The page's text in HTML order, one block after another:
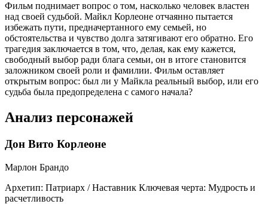
Фильм поднимает вопрос о том, насколько человек властен
над своей судьбой. Майкл Корлеоне отчаянно пытается
избежать пути, предначертанного ему семьей, но
обстоятельства и чувство долга затягивают его обратно. Его
трагедия заключается в том, что, делая, как ему кажется,
свободный выбор ради блага семьи, он в итоге становится
заложником своей роли и фамилии. Фильм оставляет
открытым вопрос: был ли у Майкла реальный выбор, или его
судьба была предопределена с самого начала?
Анализ персонажей
Дон Вито Корлеоне
Марлон Брандо
Архетип: Патриарх / Наставник Ключевая черта: Мудрость и
расчетливость